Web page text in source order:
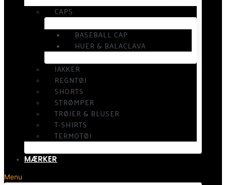
CAPS
BASEBALL CAP
HUER & BALACLAVA
JAKKER
REGNTØJ
SHORTS
STRØMPER
TRØJER & BLUSER
T-SHIRTS
TERMOTØJ
MÆRKER
Menu